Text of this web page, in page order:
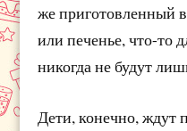
же приготовленный
или печенье, что-то
никогда не будут
Дети, конечно, ждут